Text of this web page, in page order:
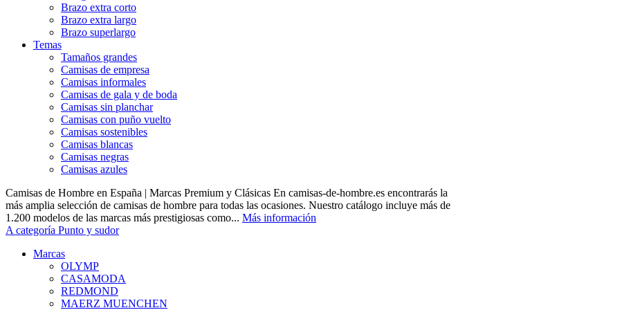
Brazo extra corto
Brazo extra largo
Brazo superlargo
Temas
Tamaños grandes
Camisas de empresa
Camisas informales
Camisas de gala y de boda
Camisas sin planchar
Camisas con puño vuelto
Camisas sostenibles
Camisas blancas
Camisas negras
Camisas azules
Camisas de Hombre en España | Marcas Premium y Clásicas En camisas-de-hombre.es encontrarás la
más amplia selección de camisas de hombre para todas las ocasiones. Nuestro catálogo incluye más de
1.200 modelos de las marcas más prestigiosas como... Más información
A categoría Punto y sudor
Marcas
OLYMP
CASAMODA
REDMOND
MAERZ MUENCHEN